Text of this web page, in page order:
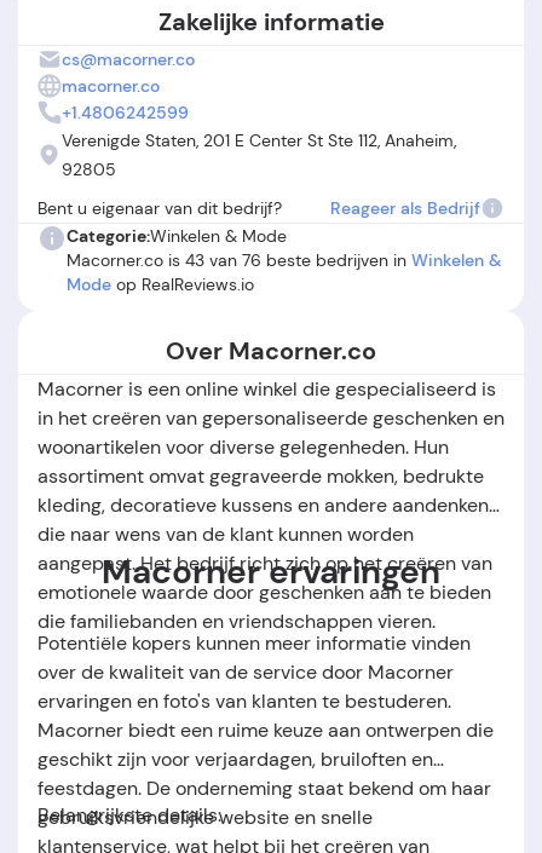
of niet-bestaande trackinginformatie en in sommige
gevallen geen reactie of trage afhandeling bij klachten. Ook
worden er klachten geuit over de kwaliteit van bepaalde
producten (zoals plastic in plaats van glas), verkeerde
leveringen en onduidelijke retour- en
annuleringsvoorwaarden. Sommige klanten ervaren het
bedrijf als onbetrouwbaar, vooral bij problemen rondom
verzending of restitutie. Samengevat biedt Macorner.co een
prettige ervaring voor wie zonder haast bestelt en waarde
hecht aan personalisatie, maar er zijn duidelijke risico’s op
het gebied van levering, klantenservice en
Zakelijke informatie
cs@macorner.co
macorner.co
+1.4806242599
Verenigde Staten, 201 E Center St Ste 112, Anaheim,
92805
Bent u eigenaar van dit bedrijf?
Reageer als Bedrijf
Categorie:Winkelen & Mode
Macorner.co is 43 van 76 beste bedrijven in Winkelen &
Mode op RealReviews.io
Over Macorner.co
Macorner is een online winkel die gespecialiseerd is
in het creëren van gepersonaliseerde geschenken en
woonartikelen voor diverse gelegenheden. Hun
assortiment omvat gegraveerde mokken, bedrukte
kleding, decoratieve kussens en andere aandenkens
die naar wens van de klant kunnen worden
aangepast. Het bedrijf richt zich op het creëren van
emotionele waarde door geschenken aan te bieden
die familiebanden en vriendschappen vieren.
Macorner ervaringen
Potentiële kopers kunnen meer informatie vinden
over de kwaliteit van de service door Macorner
ervaringen en foto's van klanten te bestuderen.
Macorner biedt een ruime keuze aan ontwerpen die
geschikt zijn voor verjaardagen, bruiloften en
feestdagen. De onderneming staat bekend om haar
gebruiksvriendelijke website en snelle
klantenservice, wat helpt bij het creëren van
Belangrijkste details: